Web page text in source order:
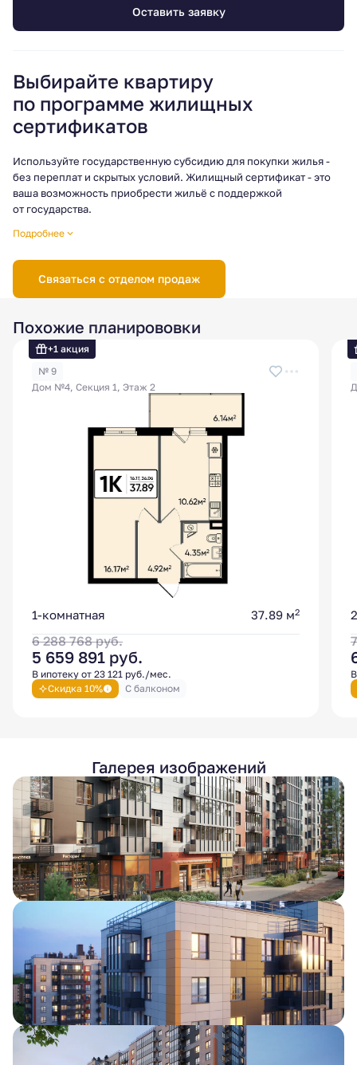
Оставить заявку
Выбирайте квартиру
по программе жилищных
сертификатов
Используйте государственную субсидию для покупки жилья -
без переплат и скрытых условий. Жилищный сертификат - это
ваша возможность приобрести жильё с поддержкой
от государства.
разобраться в деталях и подобрать квартиру под условия
Условия программы могут различаться в зависимости
требования и порядок действий в отделе продаж.
Подробнее
Связаться с отделом продаж
Похожие планирововки
+1 акция
№ 9
Дом №4, Секция 1, Этаж 2
1-комнатная 37.89 м2
6 288 768руб.
5 659 891 руб.
В ипотеку от 23 121 руб./мес.
Скидка 10%
С балконом
Галерея изображений